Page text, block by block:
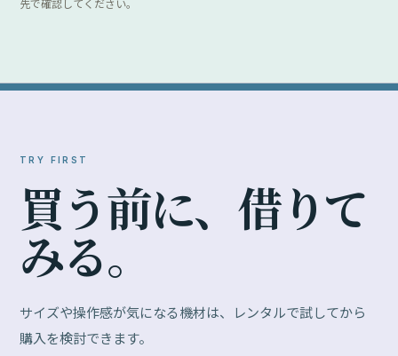
先で確認してください。
TRY FIRST
買う前に、 借りて
みる。
サイズや操作感が気になる機材は、レンタルで試してから
購入を検討できます。